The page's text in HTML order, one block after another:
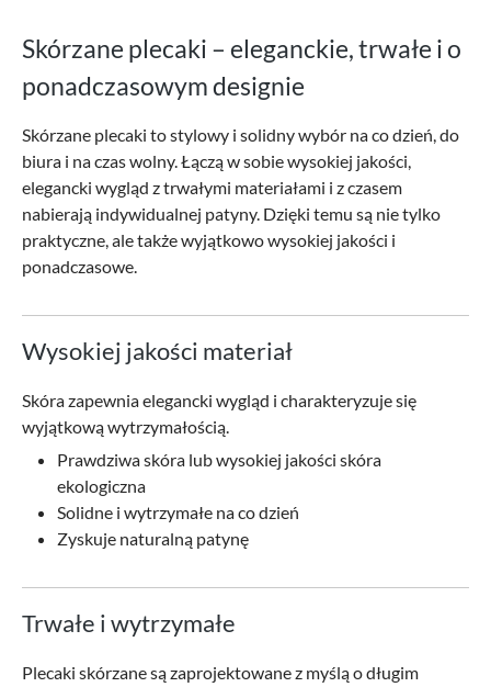
Skórzane plecaki – eleganckie, trwałe i o
ponadczasowym designie
Skórzane plecaki to stylowy i solidny wybór na co dzień, do
biura i na czas wolny. Łączą w sobie wysokiej jakości,
elegancki wygląd z trwałymi materiałami i z czasem
nabierają indywidualnej patyny. Dzięki temu są nie tylko
praktyczne, ale także wyjątkowo wysokiej jakości i
ponadczasowe.
Wysokiej jakości materiał
Skóra zapewnia elegancki wygląd i charakteryzuje się
wyjątkową wytrzymałością.
Prawdziwa skóra lub wysokiej jakości skóra
ekologiczna
Solidne i wytrzymałe na co dzień
Zyskuje naturalną patynę
Trwałe i wytrzymałe
Plecaki skórzane są zaprojektowane z myślą o długim